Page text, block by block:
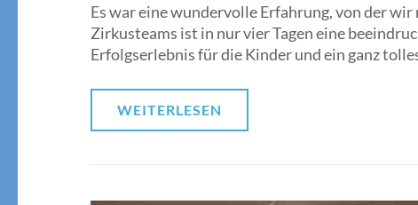
Es war eine wundervolle Erfahrung, von der
Zirkusteams ist in nur vier Tagen eine
Erfolgserlebnis für die Kinder und ein ganz
WEITERLESEN